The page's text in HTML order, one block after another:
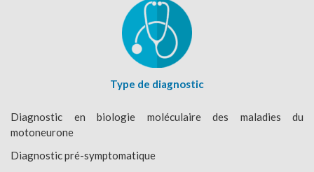
Type de diagnostic
Diagnostic en biologie moléculaire des maladies du
motoneurone
Diagnostic pré-symptomatique